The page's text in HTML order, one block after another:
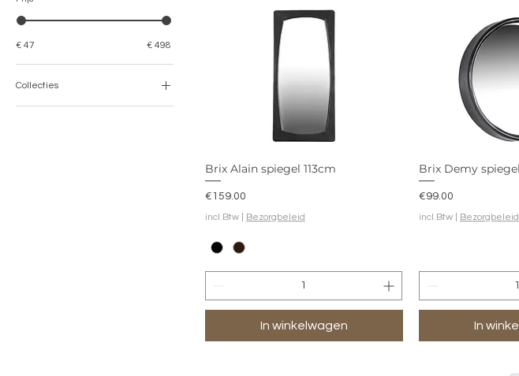
€ 47 € 498
Collecties
Brix
Brix Alain spiegel 113cm
Prijs
€159.00
incl.Btw Bezorgbeleid
In winkelwagen
Brix Demy
Prijs
€99.00
incl.Btw Bezorgbeleid
In